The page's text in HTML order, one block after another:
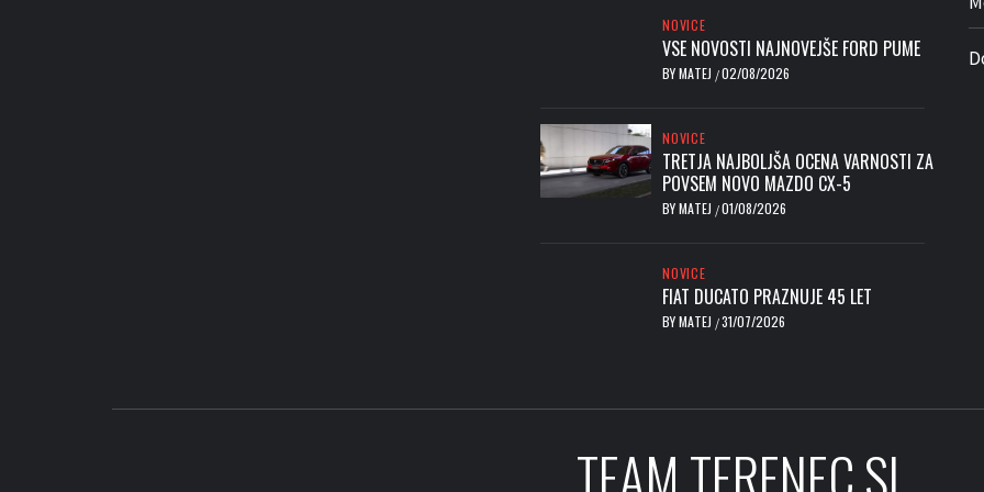
NOVICE
VSE NOVOSTI NAJNOVEJŠE FORD PUME
BYMATEJ /02/08/2026
NOVICE
TRETJA NAJBOLJŠA OCENA VARNOSTI ZA
POVSEM NOVO MAZDO CX-5
BYMATEJ /01/08/2026
NOVICE
FIAT DUCATO PRAZNUJE 45 LET
BYMATEJ /31/07/2026
TEAM TERENEC.SI